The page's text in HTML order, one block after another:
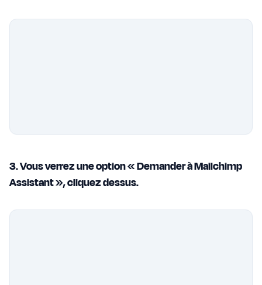
3. Vous verrez une option « Demander à Mailchimp
Assistant », cliquez dessus.